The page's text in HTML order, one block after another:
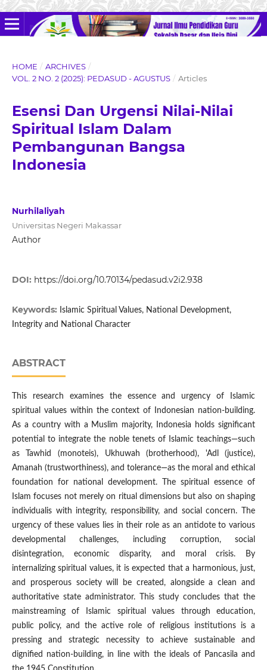
HOME / ARCHIVES /
VOL. 2 NO. 2 (2025): PEDASUD - AGUSTUS / Articles
Esensi Dan Urgensi Nilai-Nilai
Spiritual Islam Dalam
Pembangunan Bangsa
Indonesia
Nurhilaliyah
Universitas Negeri Makassar
Author
DOI: https://doi.org/10.70134/pedasud.v2i2.938
Keywords:
Islamic Spiritual Values, National Development,
Integrity and National Character
ABSTRACT
This research examines the essence and urgency of Islamic
spiritual values within the context of Indonesian nation-building.
As a country with a Muslim majority, Indonesia holds significant
potential to integrate the noble tenets of Islamic teachings—such
as Tawhid (monoteis), Ukhuwah (brotherhood), 'Adl (justice),
Amanah (trustworthiness), and tolerance—as the moral and ethical
foundation for national development. The spiritual essence of
Islam focuses not merely on ritual dimensions but also on shaping
individualis with integrity, responsibility, and social concern. The
urgency of these values lies in their role as an antidote to various
developmental challenges, including corruption, social
disintegration, economic disparity, and moral crisis. By
internalizing spiritual values, it is expected that a harmonious, just,
and prosperous society will be created, alongside a clean and
authoritative state administrator. This study concludes that the
mainstreaming of Islamic spiritual values through education,
public policy, and the active role of religious institutions is a
pressing and strategic necessity to achieve sustainable and
dignified nation-building, in line with the ideals of Pancasila and